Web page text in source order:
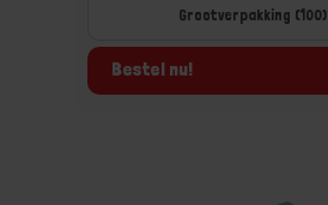
Grootverpakking (100)
Bestel nu!